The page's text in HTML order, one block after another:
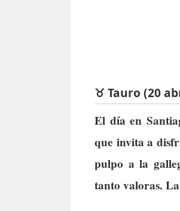
♉ Tauro (20
El día en
que invita a
pulpo a la
tanto valoras.